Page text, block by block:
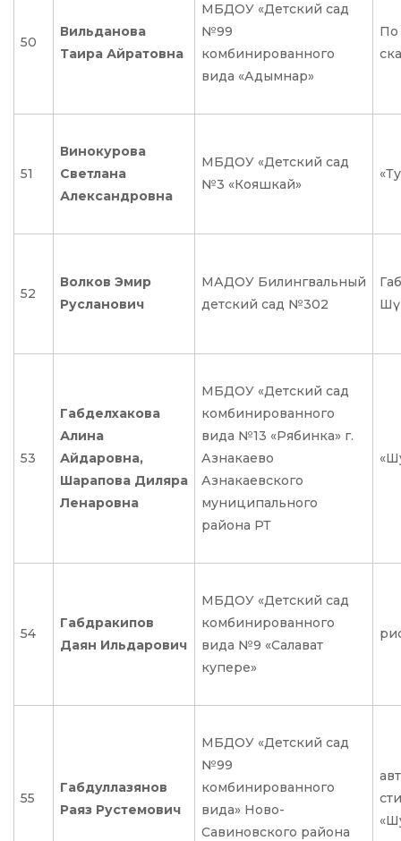
50
Вильданова
Таира Айратовна
МБДОУ «Детский сад
№99
комбинированного
вида «Адымнар»
По
51
Винокурова
Светлана
Александровна
МБДОУ «Детский сад
№3 «Кояшкай»
52
Волков Эмир
Русланович
МАДОУ Билингвальный
детский сад №302
53
Габделхакова
Алина
Айдаровна,
Шарапова Диляра
Ленаровна
МБДОУ «Детский сад
комбинированного
вида №13 «Рябинка» г.
Азнакаево
Азнакаевского
муниципального
района РТ
54
Габдракипов
Даян Ильдарович
МБДОУ «Детский сад
комбинированного
вида №9 «Салават
купере»
55
Габдуллазянов
Раяз Рустемович
МБДОУ «Детский сад
№99
комбинированного
вида» Ново-
Савиновского района